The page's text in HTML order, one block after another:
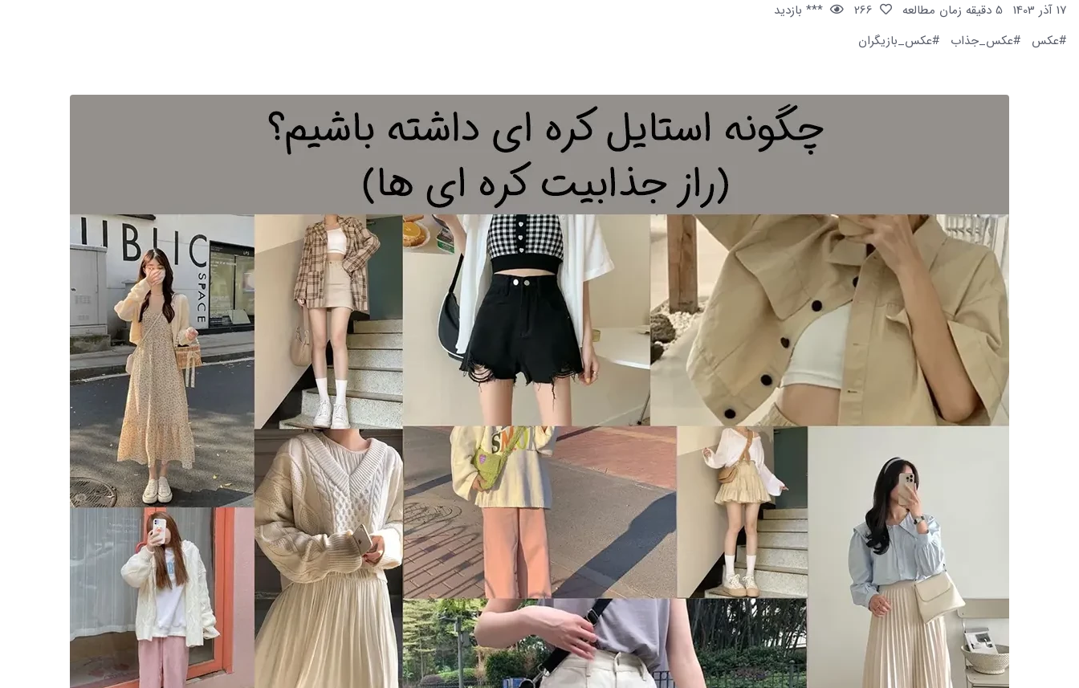
17 آذر 1403
5 دقیقه زمان مطالعه
*** بازدید
#عکس
#عکس_جذاب #عکس_بازیگران